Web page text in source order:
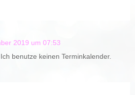
2019 um 07:53
benutze keinen Terminkalender.